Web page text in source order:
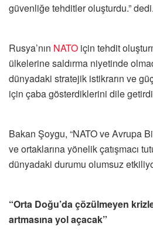
güvenliğe tehditler oluşturdu.” dedi.
Rusya’nın NATO için tehdit
ülkelerine saldırma niyetinde
dünyadaki stratejik istikrarın ve
için çaba gösterdiklerini dile
Bakan Şoygu, “NATO ve Avrupa
ve ortaklarına yönelik çatışmacı
dünyadaki durumu olumsuz
“Orta Doğu’da çözülmeyen
artmasına yol açacak”